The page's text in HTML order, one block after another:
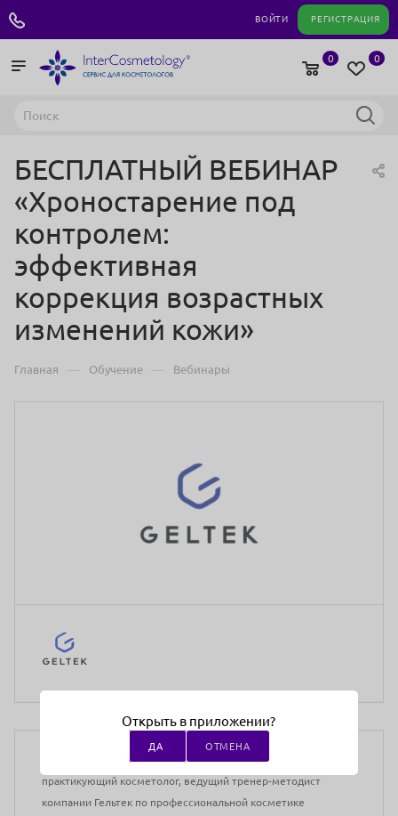
ВОЙТИ РЕГИСТРАЦИЯ
0
0
БЕСПЛАТНЫЙ ВЕБИНАР
«Хроностарение под
контролем:
эффективная
коррекция возрастных
изменений кожи»
Главная — Обучение — Вебинары
Бачище Никита Владленович,
практикующий косметолог, ведущий тренер-методист
компании Гельтек по профессиональной косметике
Открыть в приложении?
ДА ОТМЕНА